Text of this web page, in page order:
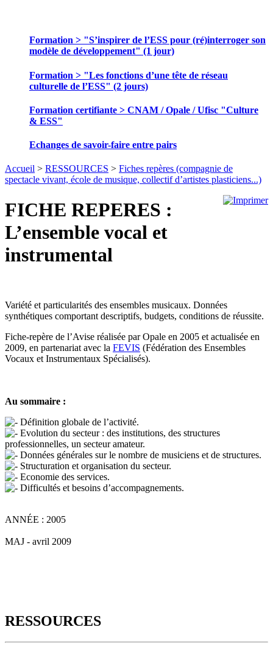
Formation > "S’inspirer de l’ESS pour (ré)interroger son
modèle de développement" (1 jour)
Formation > "Les fonctions d’une tête de réseau
culturelle de l’ESS" (2 jours)
Formation certifiante > CNAM / Opale / Ufisc "Culture
& ESS"
Echanges de savoir-faire entre pairs
Accueil > RESSOURCES > Fiches repères (compagnie de
spectacle vivant, école de musique, collectif d’artistes plasticiens...)
FICHE REPERES :
L’ensemble vocal et
instrumental
Variété et particularités des ensembles musicaux. Données
synthétiques comportant descriptifs, budgets, conditions de réussite.
Fiche-repère de l’Avise réalisée par Opale en 2005 et actualisée en
2009, en partenariat avec la FEVIS (Fédération des Ensembles
Vocaux et Instrumentaux Spécialisés).
Au sommaire :
Définition globale de l’activité.
Evolution du secteur : des institutions, des structures
professionnelles, un secteur amateur.
Données générales sur le nombre de musiciens et de structures.
Structuration et organisation du secteur.
Economie des services.
Difficultés et besoins d’accompagnements.
ANNÉE : 2005
MAJ - avril 2009
RESSOURCES